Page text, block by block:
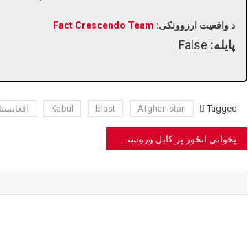
د واقعیت ارزوونکی: Fact Crescendo Team
پایله:
Tagged
Afghanistan
blast
Kabul
Post
navigation